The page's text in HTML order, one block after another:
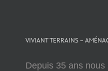
VIVIANT TERRAINS –
Depuis 35 ans